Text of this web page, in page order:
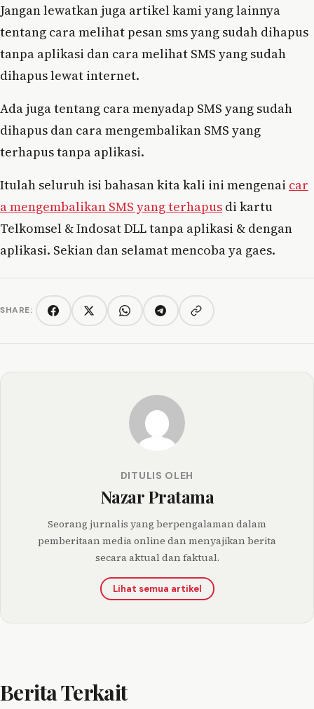
Jangan lewatkan juga artikel kami yang lainnya
tentang cara melihat pesan sms yang sudah dihapus
tanpa aplikasi dan cara melihat SMS yang sudah
dihapus lewat internet.
Ada juga tentang cara menyadap SMS yang sudah
dihapus dan cara mengembalikan SMS yang
terhapus tanpa aplikasi.
Itulah seluruh isi bahasan kita kali ini mengenai car
a mengembalikan SMS yang terhapus di kartu
Telkomsel & Indosat DLL tanpa aplikasi & dengan
aplikasi. Sekian dan selamat mencoba ya gaes.
SHARE: FacebookTwitter/XWhatsAppTelegramCopy link
DITULIS OLEH
Nazar Pratama
Seorang jurnalis yang berpengalaman dalam
pemberitaan media online dan menyajikan berita
secara aktual dan faktual.
Lihat semua artikel
Berita Terkait